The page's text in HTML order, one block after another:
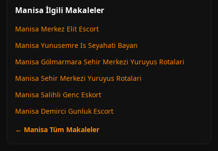
Manisa İlgili Makaleler
Manisa Merkez Elit Escort
Manisa Yunusemre Is Seyahati Bayan
Manisa Gölmarmara Sehir Merkezi Yuruyus Rotalari
Manisa Sehir Merkezi Yuruyus Rotalari
Manisa Salihli Genc Eskort
Manisa Demirci Gunluk Escort
← Manisa Tüm Makaleler